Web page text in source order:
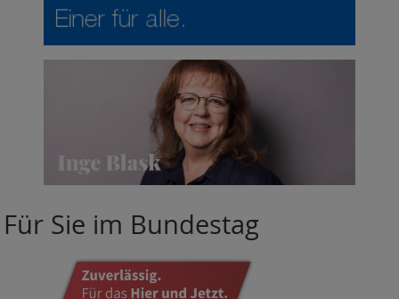
Für Sie im Bundestag